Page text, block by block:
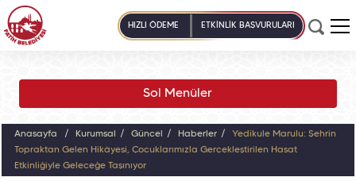
HIZLI ÖDEME ETKİNLİK BAŞVURULARI
Sol Menüler
Anasayfa Kurumsal Güncel Haberler
Yedikule Marulu: Şehrin
Topraktan Gelen Hikâyesi, Çocuklarımızla Gerçekleştirilen Hasat
Etkinliğiyle Geleceğe Taşınıyor